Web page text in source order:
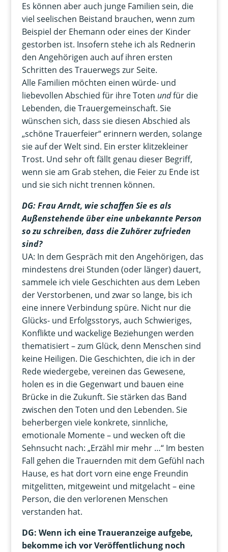
Es können aber auch junge Familien sein, die
viel seelischen Beistand brauchen, wenn zum
Beispiel der Ehemann oder eines der Kinder
gestorben ist. Insofern stehe ich als Rednerin
den Angehörigen auch auf ihren ersten
Schritten des Trauerwegs zur Seite.
Alle Familien möchten einen würde- und
liebevollen Abschied für ihre Toten undfür die
Lebenden, die Trauergemeinschaft. Sie
wünschen sich, dass sie diesen Abschied als
„schöne Trauerfeier“ erinnern werden, solange
sie auf der Welt sind. Ein erster klitzekleiner
Trost. Und sehr oft fällt genau dieser Begriff,
wenn sie am Grab stehen, die Feier zu Ende ist
und sie sich nicht trennen können.
DG: Frau Arndt, wie schaffen Sie es als
Außenstehende über eine unbekannte Person
so zu schreiben, dass die Zuhörer zufrieden
sind?
UA: In dem Gespräch mit den Angehörigen, das
mindestens drei Stunden (oder länger) dauert,
sammele ich viele Geschichten aus dem Leben
der Verstorbenen, und zwar so lange, bis ich
eine innere Verbindung spüre. Nicht nur die
Glücks- und Erfolgsstorys, auch Schwieriges,
Konflikte und wackelige Beziehungen werden
thematisiert – zum Glück, denn Menschen sind
keine Heiligen. Die Geschichten, die ich in der
Rede wiedergebe, vereinen das Gewesene,
holen es in die Gegenwart und bauen eine
Brücke in die Zukunft. Sie stärken das Band
zwischen den Toten und den Lebenden. Sie
beherbergen viele konkrete, sinnliche,
emotionale Momente – und wecken oft die
Sehnsucht nach: „Erzähl mir mehr …“ Im besten
Fall gehen die Trauernden mit dem Gefühl nach
Hause, es hat dort vorn eine enge Freundin
mitgelitten, mitgeweint und mitgelacht – eine
Person, die den verlorenen Menschen
verstanden hat.
DG: Wenn ich eine Traueranzeige aufgebe,
bekomme ich vor Veröffentlichung noch